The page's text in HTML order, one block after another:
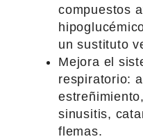
compuestos
un sustituto
Mejora el
respiratorio:
sinusitis,
flemas.